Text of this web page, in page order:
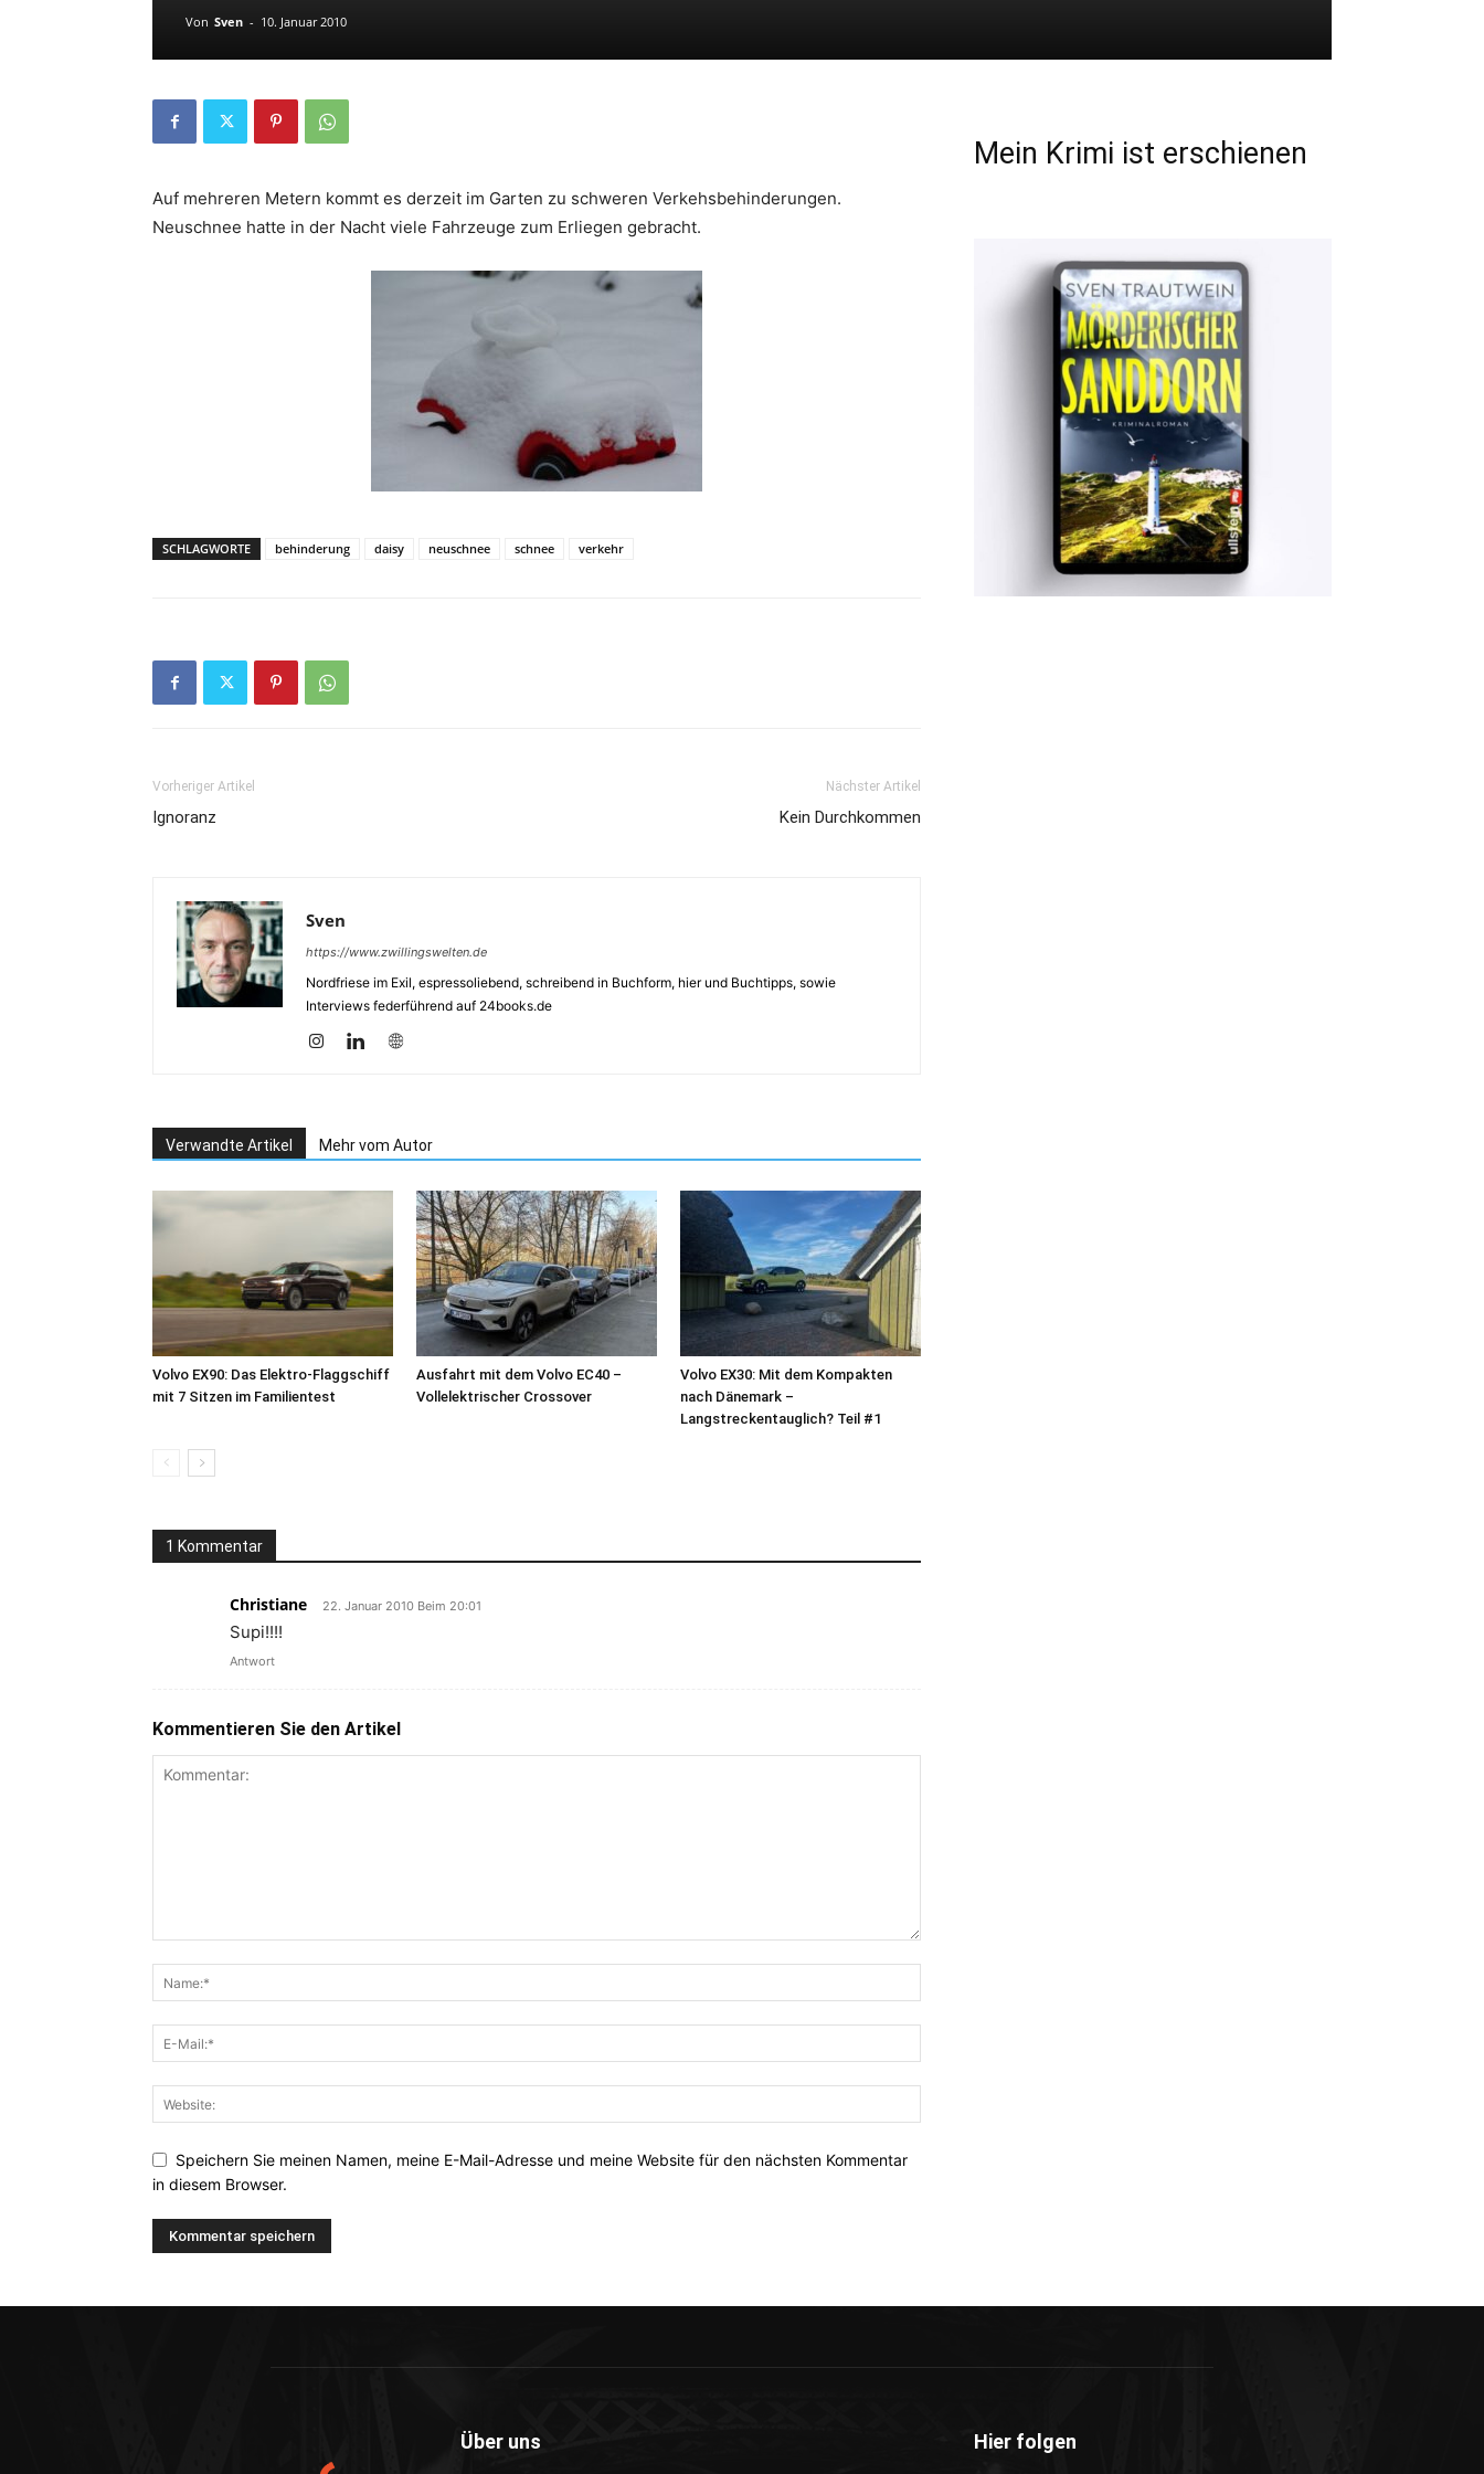
Von Sven - 10. Januar 2010
Auf mehreren Metern kommt es derzeit im Garten zu schweren Verkehsbehinderungen.
Neuschnee hatte in der Nacht viele Fahrzeuge zum Erliegen gebracht.
SCHLAGWORTE behinderung daisy neuschnee schnee verkehr
Vorheriger Artikel
Ignoranz
Nächster Artikel
Kein Durchkommen
Sven
https://www.zwillingswelten.de
Nordfriese im Exil, espressoliebend, schreibend in Buchform, hier und Buchtipps, sowie
Interviews federführend auf 24books.de
Verwandte Artikel Mehr vom Autor
Volvo EX90: Das Elektro-Flaggschiff
mit 7 Sitzen im Familientest
Ausfahrt mit dem Volvo EC40 –
Vollelektrischer Crossover
Volvo EX30: Mit dem Kompakten
nach Dänemark –
Langstreckentauglich? Teil #1
1 Kommentar
Christiane 22. Januar 2010 Beim 20:01
Supi!!!!
Antwort
Kommentieren Sie den Artikel
Speichern Sie meinen Namen, meine E-Mail-Adresse und meine Website für den nächsten Kommentar
in diesem Browser.
Mein Krimi ist erschienen
Über uns Hier folgen